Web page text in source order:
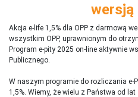
wersją
Akcja e-life 1,5% dla OPP z darmową
wszystkim OPP, uprawnionym do
Program e-pity 2025 on-line aktywnie
Publicznego.
W naszym programie do rozliczania e-
1,5%. Wiemy, że wielu z Państwa od